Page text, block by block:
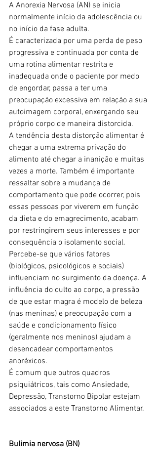
A Anorexia Nervosa (AN) se inicia
normalmente início da adolescência ou
no início da fase adulta.
É caracterizada por uma perda de peso
progressiva e continuada por conta de
uma rotina alimentar restrita e
inadequada onde o paciente por medo
de engordar, passa a ter uma
preocupação excessiva em relação a sua
autoimagem corporal, enxergando seu
próprio corpo de maneira distorcida.
A tendência desta distorção alimentar é
chegar a uma extrema privação do
alimento até chegar a inanição e muitas
vezes a morte. Também é importante
ressaltar sobre a mudança de
comportamento que pode ocorrer, pois
essas pessoas por viverem em função
da dieta e do emagrecimento, acabam
por restringirem seus interesses e por
consequência o isolamento social.
Percebe-se que vários fatores
(biológicos, psicológicos e sociais)
influenciam no surgimento da doença. A
influência do culto ao corpo, a pressão
de que estar magra é modelo de beleza
(nas meninas) e preocupação com a
saúde e condicionamento físico
(geralmente nos meninos) ajudam a
desencadear comportamentos
anoréxicos.
É comum que outros quadros
psiquiátricos, tais como Ansiedade,
Depressão, Transtorno Bipolar estejam
associados a este Transtorno Alimentar.
Bulimia nervosa (BN)